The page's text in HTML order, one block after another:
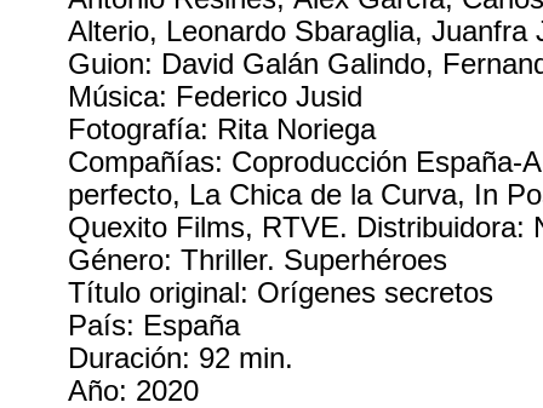
Alterio, Leonardo Sbaraglia, Juanfra
Guion: David Galán Galindo,
Música: Federico Jusid
Fotografía: Rita Noriega
Compañías: Coproducción España-
perfecto, La Chica de la Curva, In
Quexito Films, RTVE. Distribuidora:
Género: Thriller. Superhéroes
Título original: Orígenes secretos
País: España
Duración: 92 min.
Año: 2020